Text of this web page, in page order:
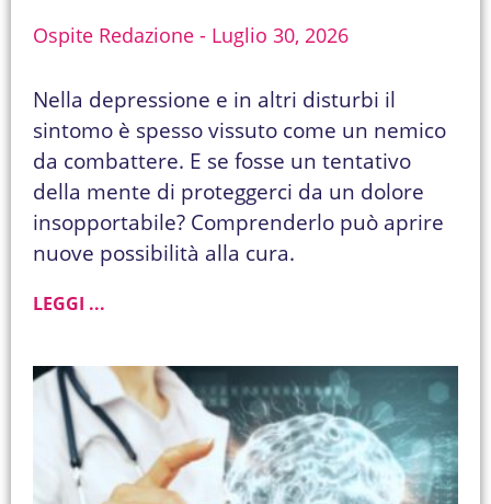
Ospite Redazione Luglio 30, 2026
Nella depressione e in altri disturbi il
sintomo è spesso vissuto come un nemico
da combattere. E se fosse un tentativo
della mente di proteggerci da un dolore
insopportabile? Comprenderlo può aprire
nuove possibilità alla cura.
LEGGI ...